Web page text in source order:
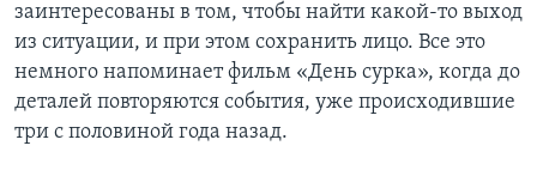
заинтересованы в том, чтобы найти какой-то выход
из ситуации, и при этом сохранить лицо. Все это
немного напоминает фильм «День сурка», когда до
деталей повторяются события, уже происходившие
три с половиной года назад.